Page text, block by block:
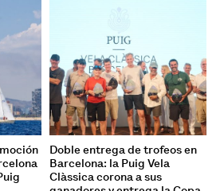
Doble entrega de trofeos en
Barcelona: la Puig Vela
Clàssica corona a sus